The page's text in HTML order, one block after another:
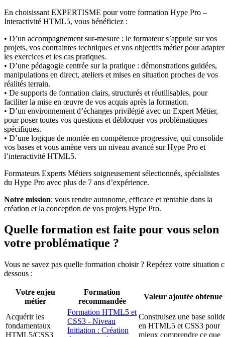
En choisissant EXPERTISME pour votre formation Hype Pro –
Interactivité HTML5, vous bénéficiez :
• D’un accompagnement sur-mesure : le formateur s’appuie sur vos
projets, vos contraintes techniques et vos objectifs métier pour adapter
les exercices et les cas pratiques.
• D’une pédagogie centrée sur la pratique : démonstrations guidées,
manipulations en direct, ateliers et mises en situation proches de vos
réalités terrain.
• De supports de formation clairs, structurés et réutilisables, pour
faciliter la mise en œuvre de vos acquis après la formation.
• D’un environnement d’échanges privilégié avec un Expert Métier,
pour poser toutes vos questions et débloquer vos problématiques
spécifiques.
• D’une logique de montée en compétence progressive, qui consolide
vos bases et vous amène vers un niveau avancé sur Hype Pro et
l’interactivité HTML5.
Formateurs Experts Métiers soigneusement sélectionnés, spécialistes
du Hype Pro avec plus de 7 ans d’expérience.
Notre mission: vous rendre autonome, efficace et rentable dans la
création et la conception de vos projets Hype Pro.
Quelle formation est faite pour vous selon
votre problématique ?
Vous ne savez pas quelle formation choisir ? Repérez votre situation
dessous :
Votre enjeu
métier
Formation
recommandée
Valeur ajoutée obtenue
Acquérir les
fondamentaux
HTML5/CSS3
Formation HTML5 et
CSS3 - Niveau
Initiation : Création
Construisez une base
en HTML5 et CSS3 pour
mieux comprendre ce que